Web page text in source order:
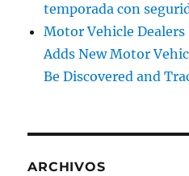
temporada con
Motor Vehicle
Adds New Motor
Be Discovered and
ARCHIVOS